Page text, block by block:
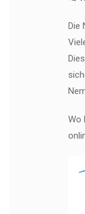
Die
Wo